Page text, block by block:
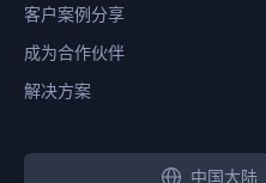
客户案例分享
成为合作伙伴
解决方案
中国大陆